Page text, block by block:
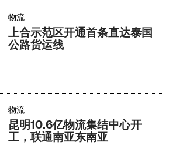
物流
上合示范区开通首条直达泰国
公路货运线
物流
昆明10.6亿物流集结中心开
工，联通南亚东南亚